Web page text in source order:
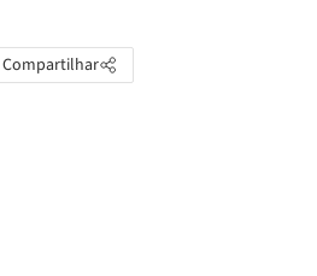
Compartilhar